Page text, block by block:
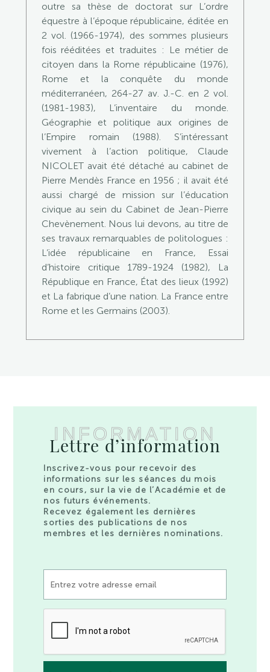
outre sa thèse de doctorat sur L’ordre
équestre à l’époque républicaine, éditée en
2 vol. (1966-1974), des sommes plusieurs
fois rééditées et traduites : Le métier de
citoyen dans la Rome républicaine (1976),
Rome et la conquête du monde
méditerranéen, 264-27 av. J.-C. en 2 vol.
(1981-1983), L’inventaire du monde.
Géographie et politique aux origines de
l’Empire romain (1988). S’intéressant
vivement à l’action politique, Claude
NICOLET avait été détaché au cabinet de
Pierre Mendès France en 1956 ; il avait été
aussi chargé de mission sur l’éducation
civique au sein du Cabinet de Jean-Pierre
Chevènement. Nous lui devons, au titre de
ses travaux remarquables de politologues :
L’idée républicaine en France, Essai
d’histoire critique 1789-1924 (1982), La
République en France, État des lieux (1992)
et La fabrique d’une nation. La France entre
Rome et les Germains (2003).
INFORMATION
Lettre d’information
Inscrivez-vous pour recevoir des
informations sur les séances du mois
en cours, sur la vie de l’Académie et de
nos futurs événements.
Recevez également les dernières
sorties des publications de nos
membres et les dernières nominations.